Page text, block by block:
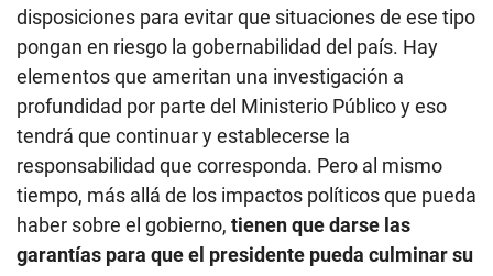
disposiciones para evitar que situaciones de ese tipo
pongan en riesgo la gobernabilidad del país. Hay
elementos que ameritan una investigación a
profundidad por parte del Ministerio Público y eso
tendrá que continuar y establecerse la
responsabilidad que corresponda. Pero al mismo
tiempo, más allá de los impactos políticos que pueda
haber sobre el gobierno, tienen que darse las
garantías para que el presidente pueda culminar su